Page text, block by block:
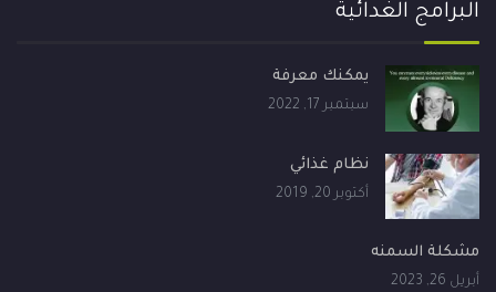
البرامج الغدائية
يمكنك معرفة
سبتمبر 17, 2022
نظام غذائي
أكتوبر 20, 2019
مشكلة السمنه
أبريل 26, 2023